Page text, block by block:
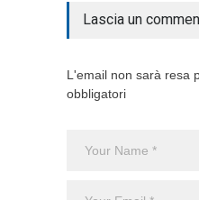
Lascia un
L'email non sarà resa
obbligatori